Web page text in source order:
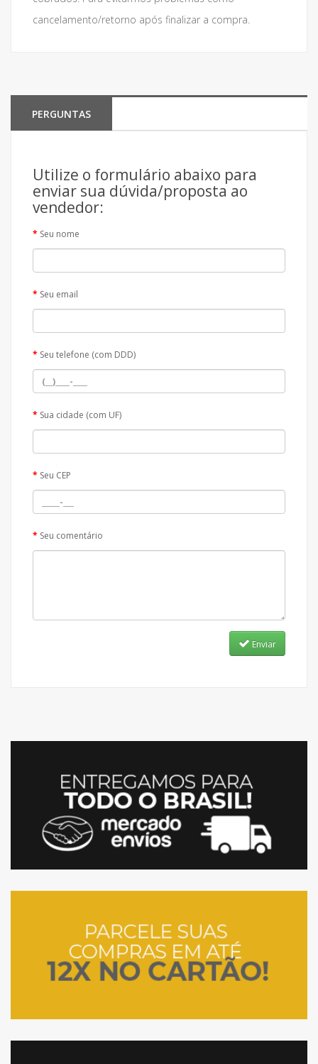
cancelamento/retorno após finalizar a compra.
PERGUNTAS
Utilize o formulário abaixo para
enviar sua dúvida/proposta ao
vendedor:
Seu nome
Seu email
Seu telefone (com DDD)
Sua cidade (com UF)
Seu CEP
Seu comentário
Enviar